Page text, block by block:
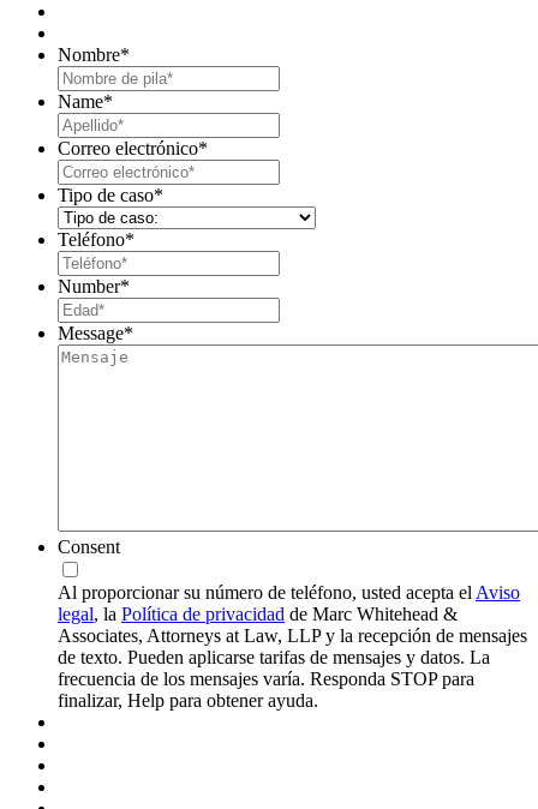
Nombre*
Name*
Correo electrónico*
Tipo de caso*
Teléfono*
Number*
Message*
Consent
Al proporcionar su número de teléfono, usted acepta el Aviso
legal, la Política de privacidad de Marc Whitehead &
Associates, Attorneys at Law, LLP y la recepción de mensajes
de texto. Pueden aplicarse tarifas de mensajes y datos. La
frecuencia de los mensajes varía. Responda STOP para
finalizar, Help para obtener ayuda.